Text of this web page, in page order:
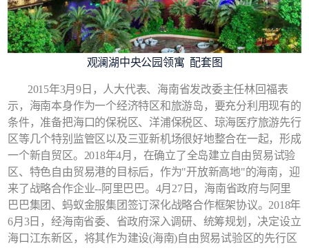
观澜湖中央公园领寓 配套图
2015年3月9日，人大代表、海南省发改委主任林回福表
示，海南本身作为一个经济特区和旅游岛，要充分利用现有的
条件，准备把海口的保税区、洋浦保税区、琼海医疗旅游先行
区等几个特别监管区以及三亚新机场很好地整合在一起，形成
一个新自贸区。2018年4月，在确立了全岛建立自由贸易试验
区、特色自由贸易港的目标后，作为"开放新高地"的海南，迎
来了战略合作企业--阿里巴巴。4月27日，海南省政府与阿里
巴巴集团、蚂蚁金服集团签订深化战略合作框架协议。2018年
6月3日，经海南省委、省政府深入调研、统筹规划，决定设立
海口江东新区，将其作为建设(海南)自由贸易试验区的先行区